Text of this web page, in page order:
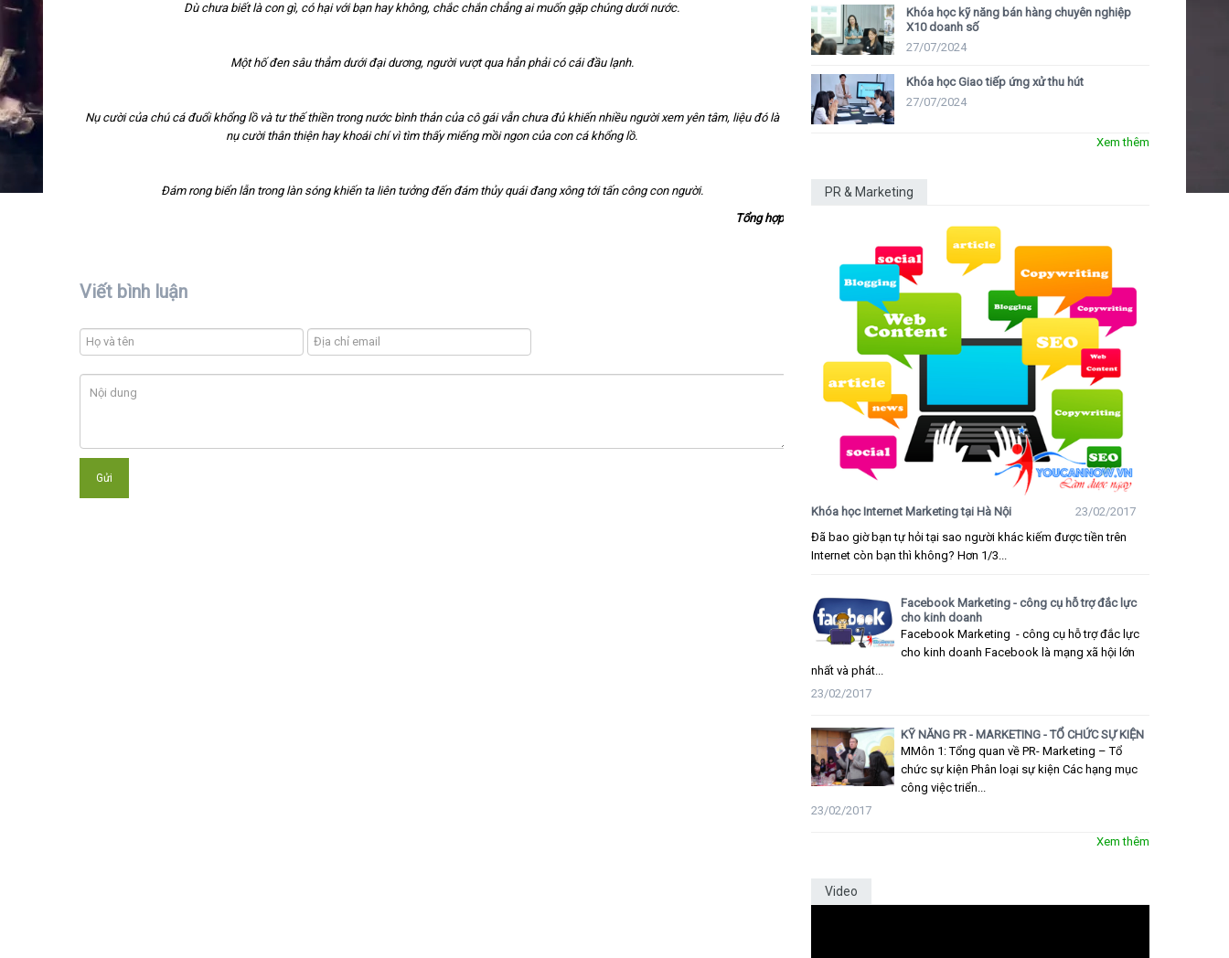
Dù chưa biết là con gì, có hại với bạn hay không, chắc chắn chẳng ai muốn gặp chúng dưới nước.
Một hố đen sâu thẳm dưới đại dương, người vượt qua hẳn phải có cái đầu lạnh.
Nụ cười của chú cá đuổi khổng lồ và tư thế thiền trong nước bình thản của cô gái vẫn chưa đủ khiến nhiều người xem yên tâm, liệu đó là
nụ cười thân thiện hay khoái chí vì tìm thấy miếng mồi ngon của con cá khổng lồ.
Đám rong biển lẫn trong làn sóng khiến ta liên tưởng đến đám thủy quái đang xông tới tấn công con người.
Tổng hợp
Viết bình luận
Khóa học kỹ năng bán hàng chuyên nghiệp
X10 doanh số
27/07/2024
Khóa học Giao tiếp ứng xử thu hút
27/07/2024
Xem thêm
PR & Marketing
Khóa học Internet Marketing tại Hà Nội
23/02/2017
Đã bao giờ bạn tự hỏi tại sao người khác kiếm được tiền trên
Internet còn bạn thì không? Hơn 1/3...
Facebook Marketing - công cụ hỗ trợ đắc lực
cho kinh doanh
Facebook Marketing - công cụ hỗ trợ đắc lực
cho kinh doanh Facebook là mạng xã hội lớn
nhất và phát...
23/02/2017
KỸ NĂNG PR - MARKETING - TỔ CHỨC SỰ KIỆN
MMôn 1: Tổng quan về PR- Marketing – Tổ
chức sự kiện Phân loại sự kiện Các hạng mục
công việc triển...
23/02/2017
Xem thêm
Video